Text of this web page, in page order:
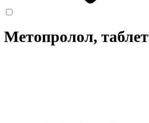
Метопролол,